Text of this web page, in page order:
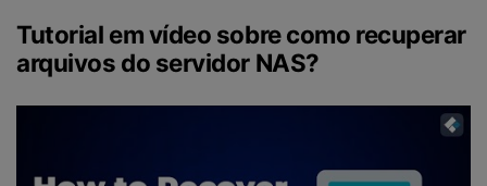
Tutorial em vídeo sobre como recuperar
arquivos do servidor NAS?